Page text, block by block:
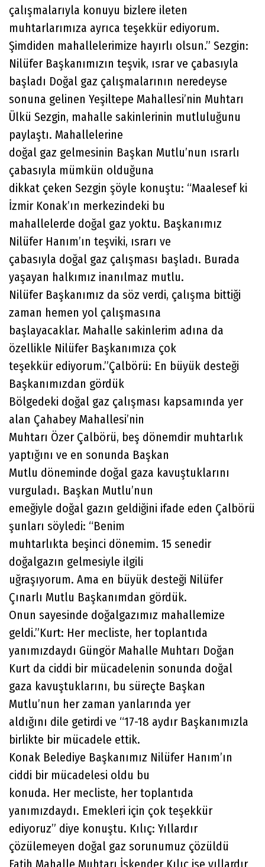
çalışmalarıyla konuyu bizlere ileten
muhtarlarımıza ayrıca teşekkür ediyorum.
Şimdiden mahallelerimize hayırlı olsun.” Sezgin:
Nilüfer Başkanımızın teşvik, ısrar ve çabasıyla
başladı Doğal gaz çalışmalarının neredeyse
sonuna gelinen Yeşiltepe Mahallesi’nin Muhtarı
Ülkü Sezgin, mahalle sakinlerinin mutluluğunu
paylaştı. Mahallelerine
doğal gaz gelmesinin Başkan Mutlu’nun ısrarlı
çabasıyla mümkün olduğuna
dikkat çeken Sezgin şöyle konuştu: “Maalesef ki
İzmir Konak’ın merkezindeki bu
mahallelerde doğal gaz yoktu. Başkanımız
Nilüfer Hanım’ın teşviki, ısrarı ve
çabasıyla doğal gaz çalışması başladı. Burada
yaşayan halkımız inanılmaz mutlu.
Nilüfer Başkanımız da söz verdi, çalışma bittiği
zaman hemen yol çalışmasına
başlayacaklar. Mahalle sakinlerim adına da
özellikle Nilüfer Başkanımıza çok
teşekkür ediyorum.”Çalbörü: En büyük desteği
Başkanımızdan gördük
Bölgedeki doğal gaz çalışması kapsamında yer
alan Çahabey Mahallesi’nin
Muhtarı Özer Çalbörü, beş dönemdir muhtarlık
yaptığını ve en sonunda Başkan
Mutlu döneminde doğal gaza kavuştuklarını
vurguladı. Başkan Mutlu’nun
emeğiyle doğal gazın geldiğini ifade eden Çalbörü
şunları söyledi: “Benim
muhtarlıkta beşinci dönemim. 15 senedir
doğalgazın gelmesiyle ilgili
uğraşıyorum. Ama en büyük desteği Nilüfer
Çınarlı Mutlu Başkanımdan gördük.
Onun sayesinde doğalgazımız mahallemize
geldi.”Kurt: Her mecliste, her toplantıda
yanımızdaydı Güngör Mahalle Muhtarı Doğan
Kurt da ciddi bir mücadelenin sonunda doğal
gaza kavuştuklarını, bu süreçte Başkan
Mutlu’nun her zaman yanlarında yer
aldığını dile getirdi ve “17-18 aydır Başkanımızla
birlikte bir mücadele ettik.
Konak Belediye Başkanımız Nilüfer Hanım’ın
ciddi bir mücadelesi oldu bu
konuda. Her mecliste, her toplantıda
yanımızdaydı. Emekleri için çok teşekkür
ediyoruz” diye konuştu. Kılıç: Yıllardır
çözülemeyen doğal gaz sorunumuz çözüldü
Fatih Mahalle Muhtarı İskender Kılıç ise yıllardır